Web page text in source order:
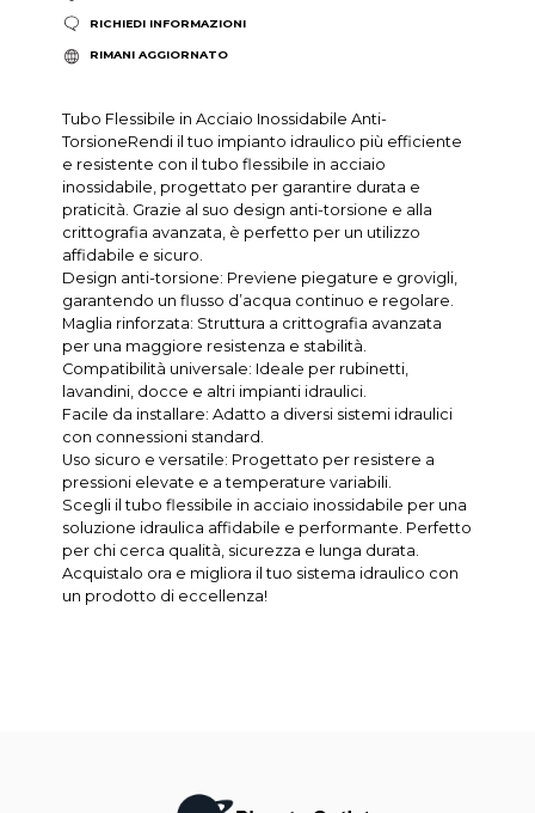
RICHIEDI INFORMAZIONI
RIMANI AGGIORNATO
Tubo Flessibile in Acciaio Inossidabile Anti-
TorsioneRendi il tuo impianto idraulico più efficiente
e resistente con il tubo flessibile in acciaio
inossidabile, progettato per garantire durata e
praticità. Grazie al suo design anti-torsione e alla
crittografia avanzata, è perfetto per un utilizzo
affidabile e sicuro.
Design anti-torsione: Previene piegature e grovigli,
garantendo un flusso d’acqua continuo e regolare.
Maglia rinforzata: Struttura a crittografia avanzata
per una maggiore resistenza e stabilità.
Compatibilità universale: Ideale per rubinetti,
lavandini, docce e altri impianti idraulici.
Facile da installare: Adatto a diversi sistemi idraulici
con connessioni standard.
Uso sicuro e versatile: Progettato per resistere a
pressioni elevate e a temperature variabili.
Scegli il tubo flessibile in acciaio inossidabile per una
soluzione idraulica affidabile e performante. Perfetto
per chi cerca qualità, sicurezza e lunga durata.
Acquistalo ora e migliora il tuo sistema idraulico con
un prodotto di eccellenza!